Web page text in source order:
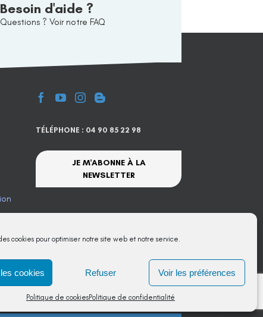
cookies pour optimiser notre site web et notre service.
cookies Refuser Voir les préférences
Politique de cookiesPolitique de confidentialité
Besoin d'aide ?
Questions ? Voir notre FAQ
TÉLÉPHONE : 04 90 85 22 98
JE M'ABONNE À LA
NEWSLETTER